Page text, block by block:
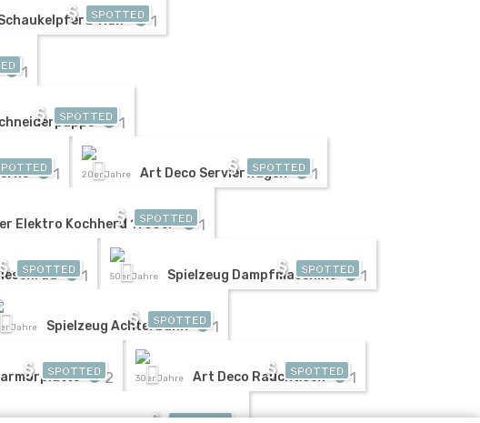
§ SPOTTED
'Hüh' 1
1
§ SPOTTED 1
1 § SPOTTED
20er Jahre Art Deco Servierwagen 1
§ SPOTTED
Elektro Kochherd 1950er 1
SPOTTED 1 § SPOTTED
50er Jahre Spielzeug Dampfmaschine 1
§ SPOTTED
Jahre Spielzeug Achterbahn 1
§ SPOTTED 2 § SPOTTED
30er Jahre Art Deco Rauchtisch 1